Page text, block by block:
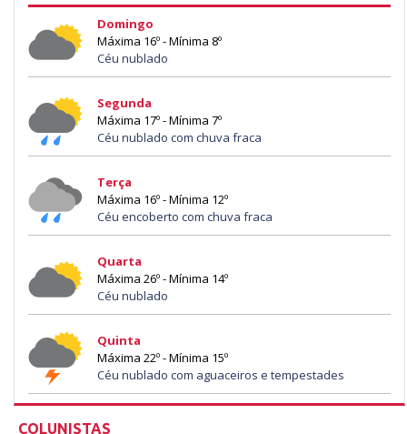
Domingo
Máxima 16º - Mínima 8º
Céu nublado
Segunda
Máxima 17º - Mínima 7º
Céu nublado com chuva fraca
Terça
Máxima 16º - Mínima 12º
Céu encoberto com chuva fraca
Quarta
Máxima 26º - Mínima 14º
Céu nublado
Quinta
Máxima 22º - Mínima 15º
Céu nublado com aguaceiros e tempestades
COLUNISTAS